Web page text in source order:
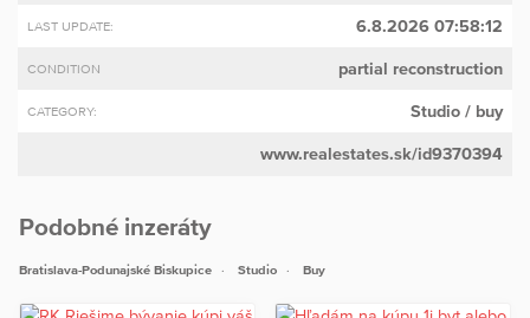
LAST UPDATE: 6.8.2026 07:58:12
CONDITION partial reconstruction
CATEGORY: Studio / buy
www.realestates.sk/id9370394
Podobné inzeráty
Bratislava-Podunajské Biskupice Studio Buy